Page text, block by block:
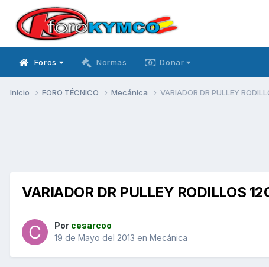
Foros Normas Donar
Inicio FORO TÉCNICO Mecánica VARIADOR DR PULLEY
VARIADOR DR PULLEY RODILLOS
Por cesarcoo
19 de Mayo del 2013 en Mecánica